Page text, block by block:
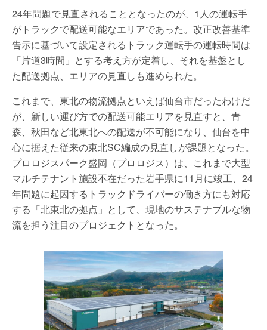
24年問題で見直されることとなったのが、1人の運転手
がトラックで配送可能なエリアであった。改正改善基準
告示に基づいて設定されるトラック運転手の運転時間は
「片道3時間」とする考え方が定着し、それを基盤とし
た配送拠点、エリアの見直しも進められた。
これまで、東北の物流拠点といえば仙台市だったわけだ
が、新しい運び方での配送可能エリアを見直すと、青
森、秋田など北東北への配送が不可能になり、仙台を中
心に据えた従来の東北SC編成の見直しが課題となった。
プロロジスパーク盛岡（プロロジス）は、これまで大型
マルチテナント施設不在だった岩手県に11月に竣工、24
年問題に起因するトラックドライバーの働き方にも対応
する「北東北の拠点」として、現地のサステナブルな物
流を担う注目のプロジェクトとなった。